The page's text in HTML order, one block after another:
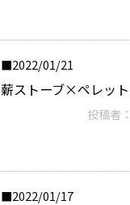
2022/01/21
薪ストーブ×ペレッ
投稿者
2022/01/17